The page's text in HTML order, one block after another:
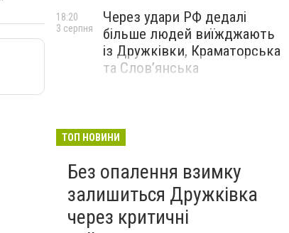
Через удари РФ дедалі
більше людей виїжджають
із Дружківки, Краматорська
та Слов’янська
18:20
3 серпня
ТОП НОВИНИ
Без опалення взимку
залишиться Дружківка
через критичні